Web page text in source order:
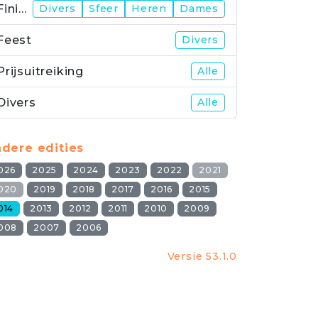
Finish Divers Sfeer Heren Dames
Divers
Alle
Alle
edities
2025 2024 2023 2022
2021
2019 2018 2017 2016
2015
2013 2012 2011 2010
2009
2007 2006
Versie 53.1.0